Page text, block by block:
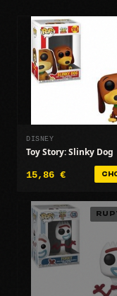
DISNEY
Toy Story: Slinky Dog
15,86 €